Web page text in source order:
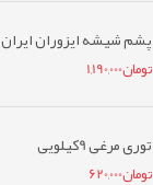
پشم شیشه ایزوران ایران
تومان1,190,000
توری مرغی 9کیلویی
تومان620,000